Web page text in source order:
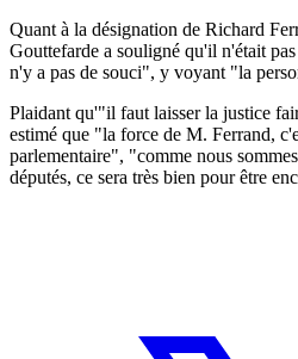
Quant à la désignation de Richard
Gouttefarde a souligné qu'il n'était
n'y a pas de souci", y voyant "la
Plaidant qu'"il faut laisser la justice
estimé que "la force de M. Ferrand,
parlementaire", "comme nous
députés, ce sera très bien pour être